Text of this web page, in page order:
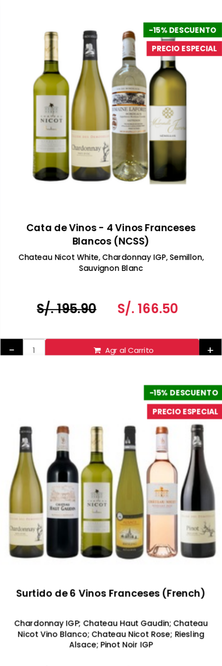
-15% DESCUENTO
PRECIO ESPECIAL
Cata de Vinos - 4 Vinos Franceses
Blancos (NCSS)
Chateau Nicot White, Chardonnay IGP, Semillon,
Sauvignon Blanc
S/. 195.90 S/. 166.50
- Agr al Carrito +
-15% DESCUENTO
PRECIO ESPECIAL
Surtido de 6 Vinos Franceses (French)
Chardonnay IGP; Chateau Haut Gaudin; Chateau
Nicot Vino Blanco; Chateau Nicot Rose; Riesling
Alsace; Pinot Noir IGP